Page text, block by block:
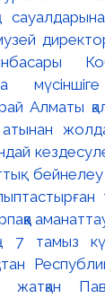
тамыз
жатқан